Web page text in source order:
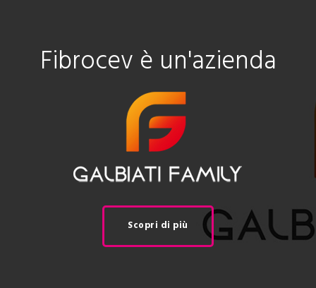
Fibrocev è un'azienda
Scopri di più